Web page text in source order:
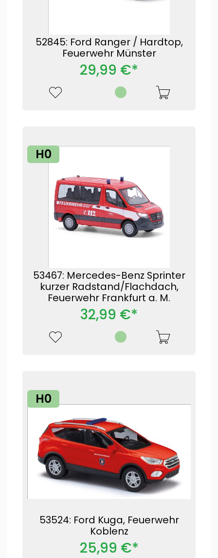
52845: Ford Ranger / Hardtop,
Feuerwehr Münster
29,99 €*
H0
53467: Mercedes-Benz Sprinter
kurzer Radstand/Flachdach,
Feuerwehr Frankfurt a. M.
32,99 €*
H0
53524: Ford Kuga, Feuerwehr
Koblenz
25,99 €*